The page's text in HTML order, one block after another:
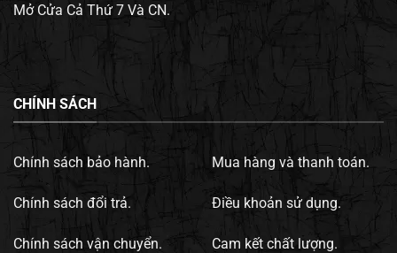
Mở Cửa Cả Thứ 7 Và CN.
CHÍNH SÁCH
Chính sách bảo hành.
Chính sách đổi trả.
Chính sách vận chuyển.
Mua hàng và thanh toán.
Điều khoản sử dụng.
Cam kết chất lượng.